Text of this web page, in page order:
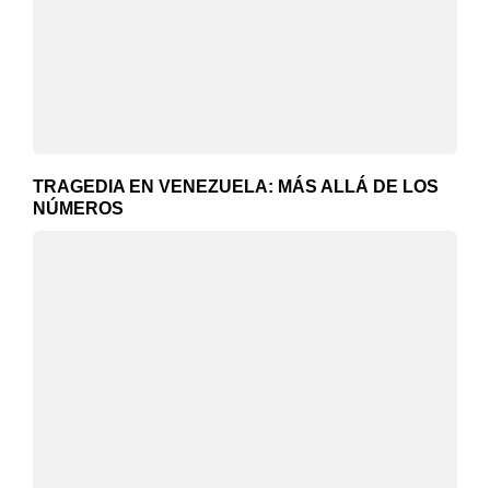
TRAGEDIA EN VENEZUELA: MÁS ALLÁ DE LOS
NÚMEROS